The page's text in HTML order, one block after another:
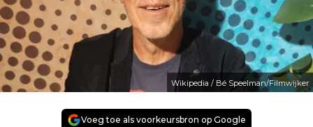
Wikipedia / Bé Speelman/Filmwijker
Voeg toe als voorkeursbron op Google